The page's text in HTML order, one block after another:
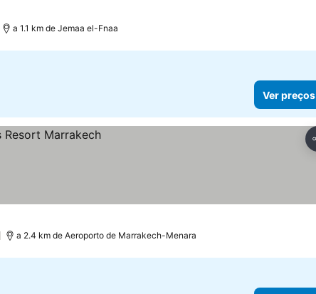
a 1.1 km de Jemaa el-Fnaa
Ver preços
a 2.4 km de Aeroporto de Marrakech-Menara